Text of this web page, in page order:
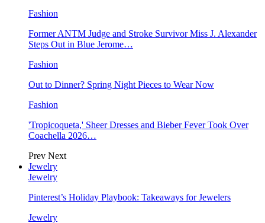
Fashion
Former ANTM Judge and Stroke Survivor Miss J. Alexander
Steps Out in Blue Jerome…
Fashion
Out to Dinner? Spring Night Pieces to Wear Now
Fashion
'Tropicoqueta,' Sheer Dresses and Bieber Fever Took Over
Coachella 2026…
Prev Next
Jewelry
Jewelry
Pinterest’s Holiday Playbook: Takeaways for Jewelers
Jewelry